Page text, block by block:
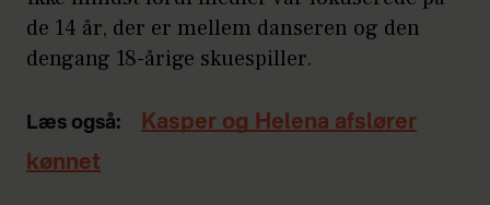
de 14 år, der er mellem danseren og den
dengang 18-årige skuespiller.
Læs også:
Kasper og Helena afslører
kønnet